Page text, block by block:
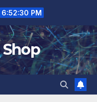
6:52:31 PM